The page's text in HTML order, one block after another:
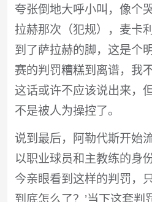
夸张倒地大呼小叫，像个
拉赫那次（犯规），麦卡
到了萨拉赫的脚，这是个
赛的判罚糟糕到离谱，
这话或许不应该说出来，
不是被人为操控了。
说到最后，阿勒代斯开始
以职业球员和主教练的身
今亲眼看到这样的判罚，
到底怎么了？’当下这套判